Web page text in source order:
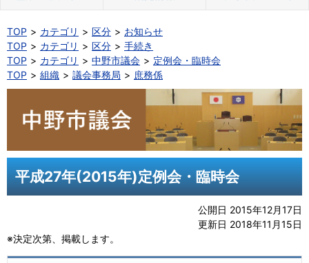
TOP カテゴリ 区分
お知らせ
TOP
カテゴリ 区分
手続き
TOP
カテゴリ 中野市議会
定例会・臨時会
TOP
組織 議会事務局 庶務係
平成27年(2015年)定例会・臨時会
公開日 2015年12月17日
更新日 2018年11月15日
※決定次第、掲載します。